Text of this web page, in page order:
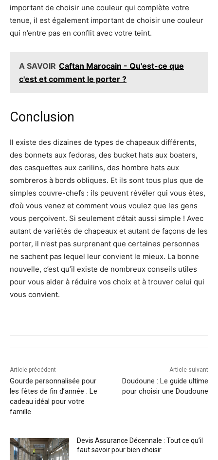
important de choisir une couleur qui complète votre
tenue, il est également important de choisir une couleur
qui n’entre pas en conflit avec votre teint.
A SAVOIR Caftan Marocain - Qu'est-ce que
c'est et comment le porter ?
Conclusion
Il existe des dizaines de types de chapeaux différents,
des bonnets aux fedoras, des bucket hats aux boaters,
des casquettes aux carilins, des hombre hats aux
sombreros à bords obliques. Et ils sont tous plus que de
simples couvre-chefs : ils peuvent révéler qui vous êtes,
d’où vous venez et comment vous voulez que les gens
vous perçoivent. Si seulement c’était aussi simple ! Avec
autant de variétés de chapeaux et autant de façons de les
porter, il n’est pas surprenant que certaines personnes
ne sachent pas lequel leur convient le mieux. La bonne
nouvelle, c’est qu’il existe de nombreux conseils utiles
pour vous aider à réduire vos choix et à trouver celui qui
vous convient.
Article précédent
Gourde personnalisée pour
les fêtes de fin d’année : Le
cadeau idéal pour votre
famille
Article suivant
Doudoune : Le guide ultime
pour choisir une Doudoune
Devis Assurance Décennale : Tout ce qu’il
faut savoir pour bien choisir